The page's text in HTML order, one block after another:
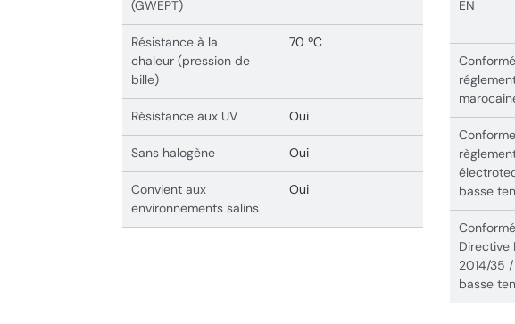
(GWEPT)
Résistance à la
chaleur (pression de
bille)
70 ºC
Résistance aux UV Oui
Sans halogène Oui
Convient aux
environnements salins
Oui
EN
basse
Directive
2014/35
basse